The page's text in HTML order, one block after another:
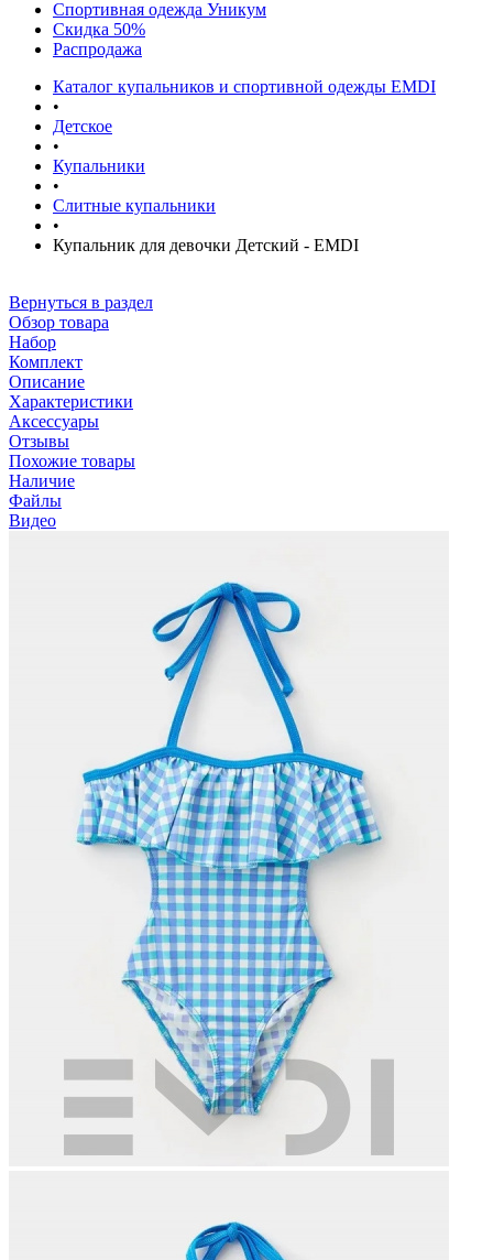
Спортивная одежда Уникум
Скидка 50%
Распродажа
Каталог купальников и спортивной одежды EMDI
•
Детское
•
Купальники
•
Слитные купальники
•
Купальник для девочки Детский - EMDI
Вернуться в раздел
Обзор товара
Набор
Комплект
Описание
Характеристики
Аксессуары
Отзывы
Похожие товары
Наличие
Файлы
Видео